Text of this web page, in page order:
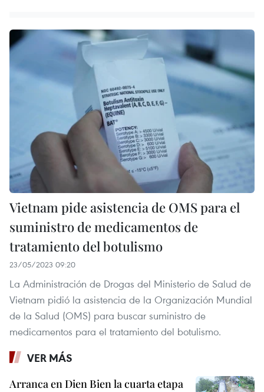
Vietnam pide asistencia de OMS para el
suministro de medicamentos de
tratamiento del botulismo
23/05/2023 09:20
La Administración de Drogas del Ministerio de Salud de
Vietnam pidió la asistencia de la Organización Mundial
de la Salud (OMS) para buscar suministro de
medicamentos para el tratamiento del botulismo.
VER MÁS
Arranca en Dien Bien la cuarta etapa